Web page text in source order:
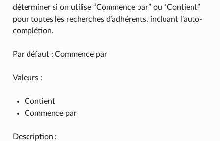
déterminer si on utilise “Commence par” ou “Contient”
pour toutes les recherches d’adhérents, incluant l’auto-
complétion.
Par défaut : Commence par
Valeurs :
Contient
Commence par
Description :